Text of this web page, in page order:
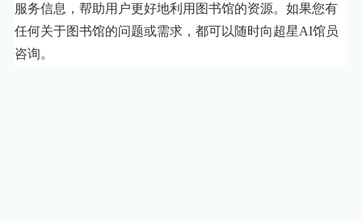
服务信息，帮助用户更好地利用图书馆的资源。如果您有
任何关于图书馆的问题或需求，都可以随时向超星AI馆员
咨询。